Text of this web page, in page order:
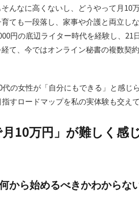
んなに高くないし、どうやって月10
ても一段落し、家事や介護と両立し
円の底辺ライター時代を経験し、21
て、今ではオンライン秘書の複数契
の女性が「自分にもできる」と感じ
すロードマップを私の実体験も交えて
10万円」が難しく感
から始めるべきかわからな